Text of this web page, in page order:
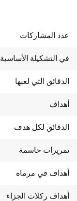
عدد المشاركات
في التشكيلة الأساسية
الدقائق التي لعبها
أهداف
الدقائق لكل هدف
تمريرات حاسمة
أهداف في مرماه
أهداف ركلات الجزاء